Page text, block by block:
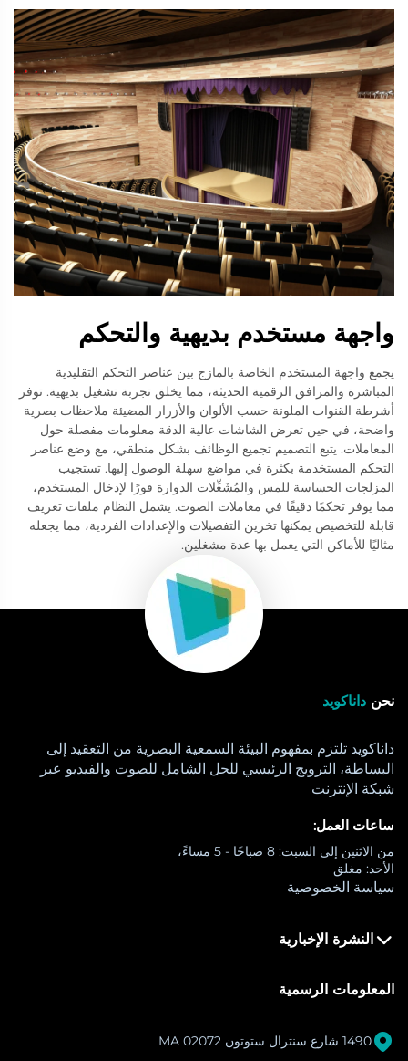
واجهة مستخدم بديهية والتحكم
يجمع واجهة المستخدم الخاصة بالمازج بين عناصر التحكم التقليدية
المباشرة والمرافق الرقمية الحديثة، مما يخلق تجربة تشغيل بديهية. توفر
أشرطة القنوات الملونة حسب الألوان والأزرار المضيئة ملاحظات بصرية
واضحة، في حين تعرض الشاشات عالية الدقة معلومات مفصلة حول
المعاملات. يتبع التصميم تجميع الوظائف بشكل منطقي، مع وضع عناصر
التحكم المستخدمة بكثرة في مواضع سهلة الوصول إليها. تستجيب
المزلجات الحساسة للمس والمُشَغِّلات الدوارة فورًا لإدخال المستخدم،
مما يوفر تحكمًا دقيقًا في معاملات الصوت. يشمل النظام ملفات تعريف
قابلة للتخصيص يمكنها تخزين التفضيلات والإعدادات الفردية، مما يجعله
مثاليًا للأماكن التي يعمل بها عدة مشغلين.
نحن داناكويد
داناكويد تلتزم بمفهوم البيئة السمعية البصرية من التعقيد إلى
البساطة، الترويج الرئيسي للحل الشامل للصوت والفيديو عبر
شبكة الإنترنت
ساعات العمل:
من الاثنين إلى السبت: 8 صباحًا - 5 مساءً،
الأحد: مغلق
سياسة الخصوصية
النشرة الإخبارية
المعلومات الرسمية
1490 شارع سنترال ستوتون MA 02072